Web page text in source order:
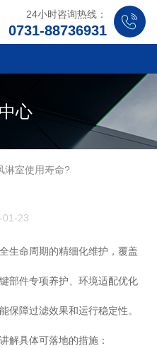
24小时咨询热线：
0731-88736931
心
淋室使用寿命?
01-23
命周期的精细化维护，覆盖
部件专项养护、环境适配优化
保障过滤效果和运行稳定性。
解具体可落地的措施：